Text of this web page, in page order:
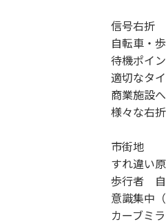
信号右折
自転車・
待機ポイ
適切なタ
商業施設
様々な右
市街地
すれ違い
歩行者
意識集中
カーブミ